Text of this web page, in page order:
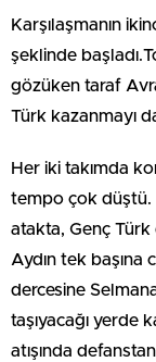
Karşılaşmanın
şeklinde
gözüken taraf
Türk kazanmayı
Her iki takımda
tempo çok düştü.
atakta, Genç Türk
Aydın tek başına
dercesine
taşıyacağı yerde
atışında